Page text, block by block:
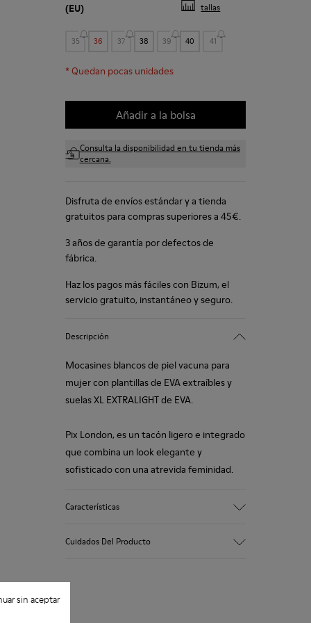
sin aceptar
(EU)
tallas
35 36 37 38 39 40 41
*Quedan pocas unidades
Añadir a la bolsa
Consulta la disponibilidad en tu tienda más
cercana.
Disfruta de envíos estándar y a tienda
gratuitos para compras superiores a 45€.
3 años de garantía por defectos de
fábrica.
Haz los pagos más fáciles con Bizum, el
servicio gratuito, instantáneo y seguro.
Descripción
Mocasines blancos de piel vacuna para
mujer con plantillas de EVA extraíbles y
suelas XL EXTRALIGHT de EVA.
Pix London, es un tacón ligero e integrado
que combina un look elegante y
sofisticado con una atrevida feminidad.
Características
Blanco
Cuidados Del Producto